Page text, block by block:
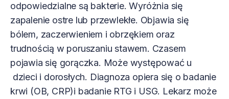
odpowiedzialne są bakterie. Wyróżnia się
zapalenie ostre lub przewlekłe. Objawia się
bólem, zaczerwieniem i obrzękiem oraz
trudnością w poruszaniu stawem. Czasem
pojawia się gorączka. Może występować u
dzieci i dorosłych. Diagnoza opiera się o badanie
krwi (OB, CRP)i badanie RTG i USG. Lekarz może